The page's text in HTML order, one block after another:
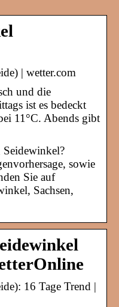
| wetter.com
und die
ist es bedeckt
11°C. Abends gibt
Seidewinkel?
sowie
Sie auf
Sachsen,
16 Tage Trend |